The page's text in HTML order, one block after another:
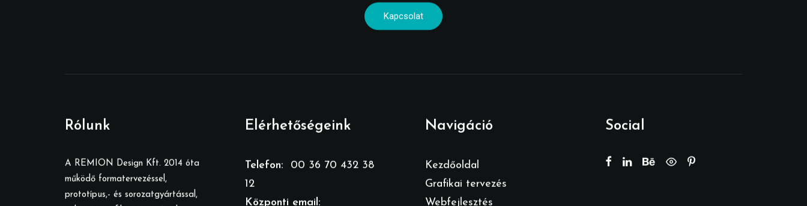
Kapcsolat
Rólunk
A REMION Design Kft. 2014 óta
működő formatervezéssel,
prototípus,- és sorozatgyártással,
Elérhetőségeink
Telefon:
00 36 70 432 38
12
Központi email:
Navigáció
Kezdőoldal
Grafikai tervezés
Webfejlesztés
Social